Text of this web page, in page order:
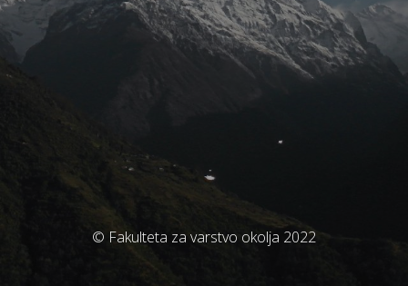
© Fakulteta za varstvo okolja 2022